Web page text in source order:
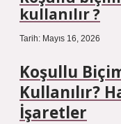
kullanılır ?
Tarih: Mayıs 16, 2026
Koşullu
Kullanılır?
İşaretler